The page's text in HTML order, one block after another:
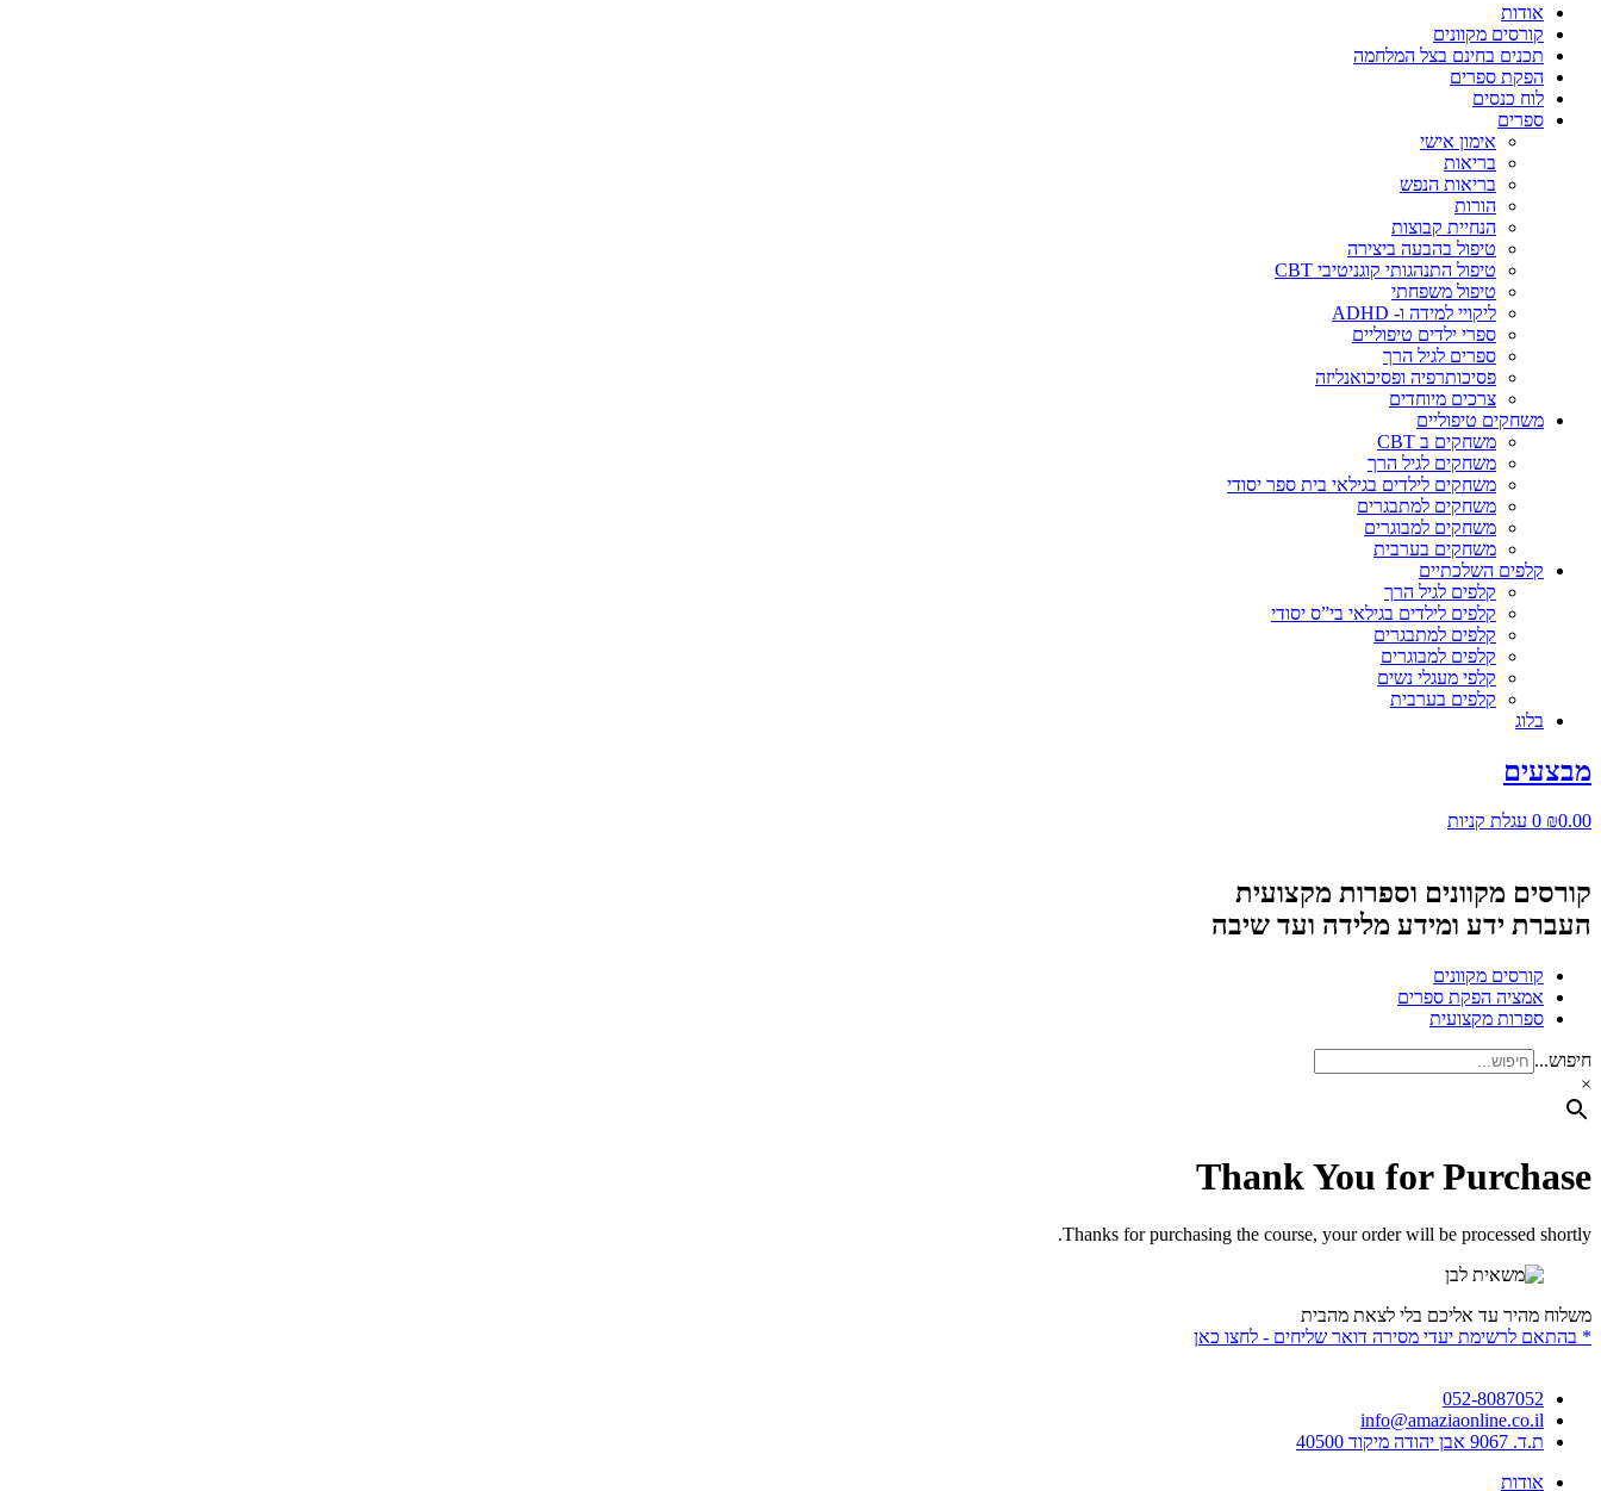
אודות
קורסים מקוונים
תכנים בחינם בצל המלחמה
הפקת ספרים
לוח כנסים
ספרים
אימון אישי
בריאות
בריאות הנפש
הורות
הנחיית קבוצות
טיפול בהבעה ביצירה
טיפול התנהגותי קוגניטיבי CBT
טיפול משפחתי
ליקויי למידה ו- ADHD
ספרי ילדים טיפוליים
ספרים לגיל הרך
פסיכותרפיה ופסיכואנליזה
צרכים מיוחדים
משחקים טיפוליים
משחקים ב CBT
משחקים לגיל הרך
משחקים לילדים בגילאי בית ספר יסודי
משחקים למתבגרים
משחקים למבוגרים
משחקים בערבית
קלפים השלכתיים
קלפים לגיל הרך
קלפים לילדים בגילאי בי”ס יסודי
קלפים למתבגרים
קלפים למבוגרים
קלפי מעגלי נשים
קלפים בערבית
בלוג
מבצעים
₪0.00
0 עגלת קניות
קורסים מקוונים וספרות מקצועית
העברת ידע ומידע מלידה ועד שיבה
קורסים מקוונים
אמציה הפקת ספרים
ספרות מקצועית
חיפוש...
×
Thank You for Purchase
Thanks for purchasing the course, your order will be processed shortly.
משלוח מהיר עד אליכם בלי לצאת מהבית
* בהתאם לרשימת יעדי מסירה דואר שליחים - לחצו כאן
052-8087052
info@amaziaonline.co.il
ת.ד. 9067 אבן יהודה מיקוד 40500
אודות